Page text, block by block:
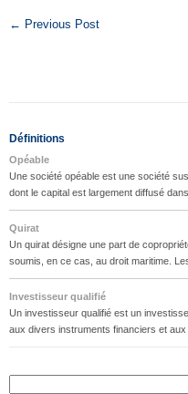
← Previous Post
Définitions
Opéable
Une société opéable est une société
dont le capital est largement diffusé
Quirat
Un quirat désigne une part de
soumis, en ce cas, au droit maritime.
Investisseur qualifié
Un investisseur qualifié est un
aux divers instruments financiers et